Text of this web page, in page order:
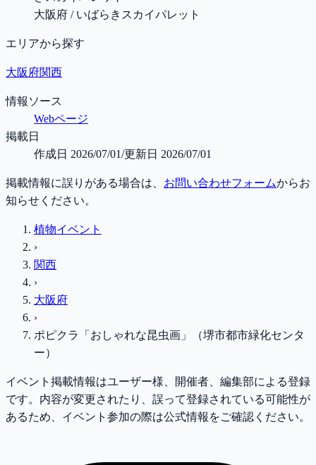
大阪府 / いばらきスカイパレット
エリアから探す
大阪府関西
情報ソース
Webページ
掲載日
作成日 2026/07/01/更新日 2026/07/01
掲載情報に誤りがある場合は、 お問い合わせフォームからお
知らせください。
植物イベント
›
関西
›
大阪府
›
ポピクラ「おしゃれな昆虫画」（堺市都市緑化センタ
ー）
イベント掲載情報はユーザー様、開催者、編集部による登録
です。内容が変更されたり、誤って登録されている可能性が
あるため、イベント参加の際は公式情報をご確認ください。